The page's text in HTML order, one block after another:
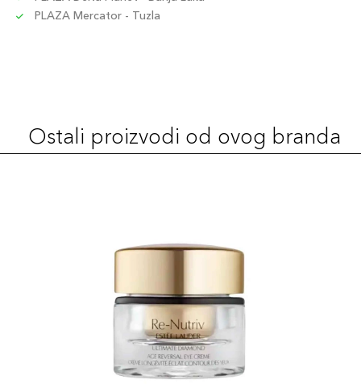
BLU
Šifra artikla
PLAZA Mercator - Tuzla
Ostali proizvodi od ovog branda